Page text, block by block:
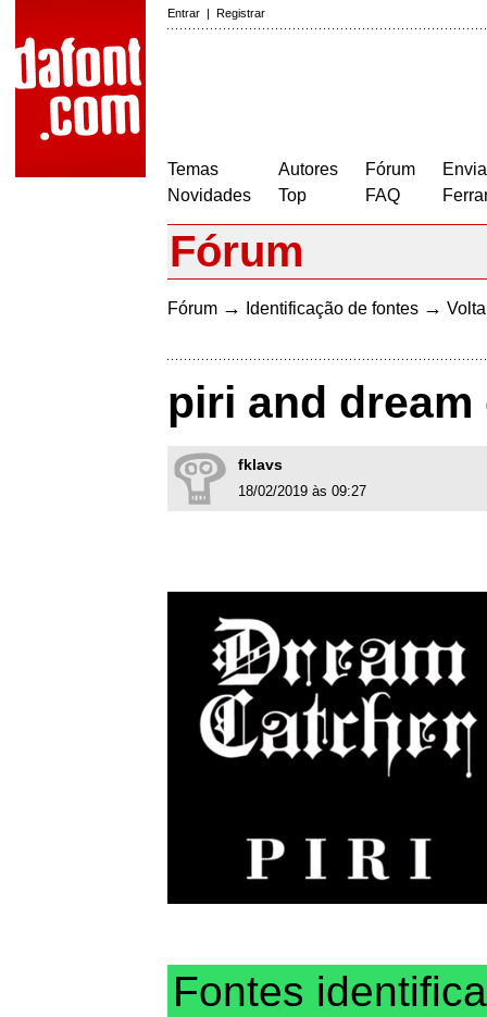
Entrar | Registrar
Temas
Novidades
Autores
Top
Fórum
FAQ
Fórum
Fórum → Identificação de fontes →
piri and
fklavs
18/02/2019 às 09:27
Fontes